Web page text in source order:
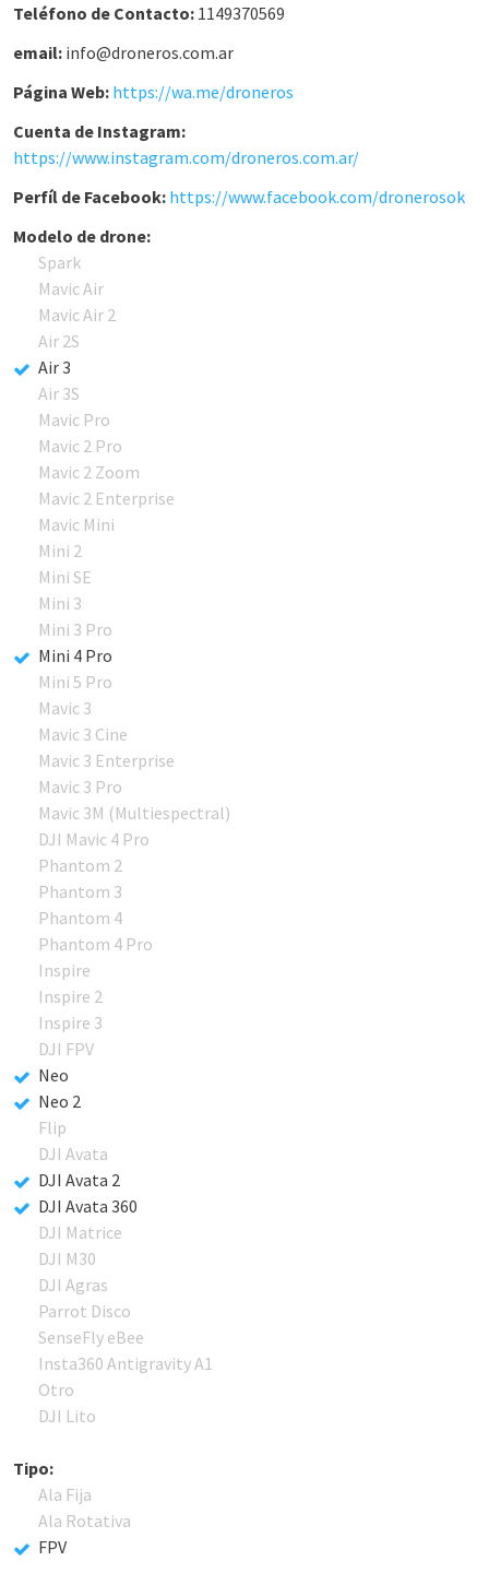
Teléfono de Contacto: 1149370569
email: info@droneros.com.ar
Página Web: https://wa.me/droneros
Cuenta de Instagram:
https://www.instagram.com/droneros.com.ar/
Perfíl de Facebook: https://www.facebook.com/dronerosok
Modelo de drone:
Spark
Mavic Air
Mavic Air 2
Air 2S
Air 3
Air 3S
Mavic Pro
Mavic 2 Pro
Mavic 2 Zoom
Mavic 2 Enterprise
Mavic Mini
Mini 2
Mini SE
Mini 3
Mini 3 Pro
Mini 4 Pro
Mini 5 Pro
Mavic 3
Mavic 3 Cine
Mavic 3 Enterprise
Mavic 3 Pro
Mavic 3M (Multiespectral)
DJI Mavic 4 Pro
Phantom 2
Phantom 3
Phantom 4
Phantom 4 Pro
Inspire
Inspire 2
Inspire 3
DJI FPV
Neo
Neo 2
Flip
DJI Avata
DJI Avata 2
DJI Avata 360
DJI Matrice
DJI M30
DJI Agras
Parrot Disco
SenseFly eBee
Insta360 Antigravity A1
Otro
DJI Lito
Tipo:
Ala Fija
Ala Rotativa
FPV